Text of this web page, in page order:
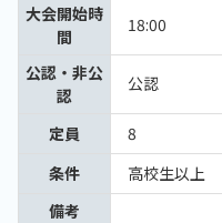
大会開始時
間
18:00
公認・非公
認
公認
定員
8
条件
高校生以上
備考